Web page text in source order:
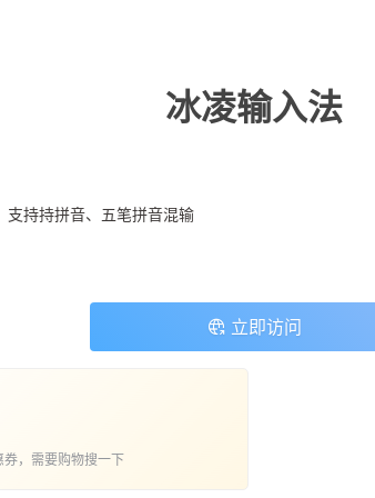
冰凌输入法
支持持拼音、五笔拼音混输
立即访问
，需要购物搜一下